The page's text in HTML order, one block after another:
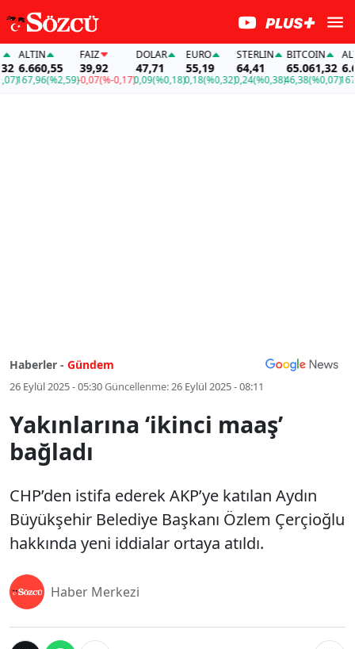
ALTIN
6.660,55
167,96(%2,59)
FAİZ
39,92
-0,07(%-0,17)
DOLAR
47,71
0,09(%0,18)
EURO
55,19
0,18(%0,32)
STERLIN
64,41
0,24(%0,38)
BITCOIN
65.061,32
46,38(%0,07)
Haberler - Gündem
26 Eylül 2025 - 05:30Güncellenme:26 Eylül 2025 - 08:11
Yakınlarına ‘ikinci maaş’
bağladı
CHP’den istifa ederek AKP’ye katılan Aydın
Büyükşehir Belediye Başkanı Özlem Çerçioğlu
hakkında yeni iddialar ortaya atıldı.
Haber Merkezi